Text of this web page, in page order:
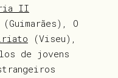
II
(Guimarães), O
(Viseu),
de jovens